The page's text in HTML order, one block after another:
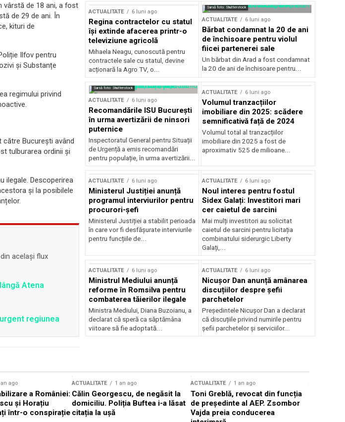
vârstă de 18 ani, a fost
de 29 de ani. În
kituri de
Ilfov pentru
și Substanțe
regimului privind
București având
tulburarea ordinii și
ilegale. Descoperirea
și la posibilele
același flux
Atena
regiunea
ACTUALITATE 6 luni ago
Regina contractelor cu statul
își extinde afacerea printr-o
televiziune agricolă
Mihaela Neagu, cunoscută pentru
contractele sale cu statul, devine
acționară la Agro TV, o...
Sursă foto: Shutterstock
ACTUALITATE 6 luni ago
Bărbat condamnat la 20 de ani
de închisoare pentru violul
fiicei partenerei sale
Un bărbat din Arad a fost condamnat
la 20 de ani de închisoare pentru...
Sursă foto: Shutterstock
ACTUALITATE 6 luni ago
Recomandările ISU București
în urma avertizării de ninsori
puternice
Inspectoratul General pentru Situații
de Urgență a emis recomandări
pentru populație, în urma avertizării...
ACTUALITATE 6 luni ago
Volumul tranzacțiilor
imobiliare din 2025: scădere
semnificativă față de 2024
Volumul total al tranzacțiilor
imobiliare din 2025 a fost de
aproximativ 525 de milioane...
ACTUALITATE 6 luni ago
Ministerul Justiției anunță
programul interviurilor pentru
procurori-șefi
Ministerul Justiției a stabilit perioada
în care vor fi desfășurate interviurile
pentru funcțiile de...
ACTUALITATE 6 luni ago
Noul interes pentru fostul
Sidex Galați: Investitori mari
cer caietul de sarcini
Mai mulți investitori au solicitat
caietul de sarcini pentru licitația
combinatului siderurgic Liberty
Galați,...
ACTUALITATE 6 luni ago
Ministrul Mediului anunță
reforme în Romsilva pentru
combaterea tăierilor ilegale
Ministra Mediului, Diana Buzoianu, a
declarat că speră ca săptămâna
viitoare să fie adoptată...
ACTUALITATE 6 luni ago
Nicușor Dan anunță amânarea
discuțiilor despre șefii
parchetelor
Președintele Nicușor Dan a declarat
că discuțiile privind numirile pentru
șefii parchetelor și serviciilor...
an ago
a României:
și Horațiu
într-o conspirație
ACTUALITATE 1 an ago
Călin Georgescu, de negăsit la
domiciliu. Poliția Buftea i-a lăsat
citația la ușă
ACTUALITATE 1 an ago
Toni Greblă, revocat din funcția
de președinte al AEP. Zsombor
Vajda preia conducerea